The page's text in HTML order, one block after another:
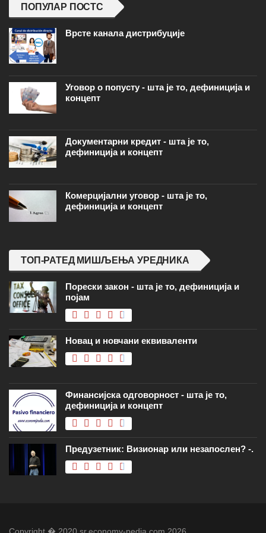
ПОПУЛАР ПОСТС
Врсте канала дистрибуције
Уговор о попусту - шта је то, дефиниција и
концепт
Документарни кредит - шта је то,
дефиниција и концепт
Комерцијални уговор - шта је то,
дефиниција и концепт
ТОП-РАТЕД МИШЉЕЊА УРЕДНИКА
Порески закон - шта је то, дефиниција и
појам
Новац и новчани еквиваленти
Финансијска одговорност - шта је то,
дефиниција и концепт
Предузетник: Визионар или незапослен? -.
Copyright � 2020 sr.economy-pedia.com 2026